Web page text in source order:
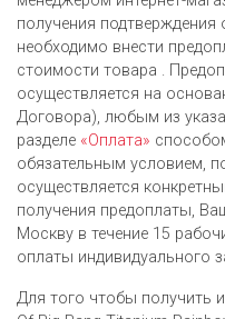
получения подтверждения
необходимо внести
стоимости товара .
осуществляется на
Договора), любым из
разделе «Оплата»
обязательным условием,
осуществляется
получения предоплаты,
Москву в течение 15
оплаты индивидуального
Для того чтобы получить